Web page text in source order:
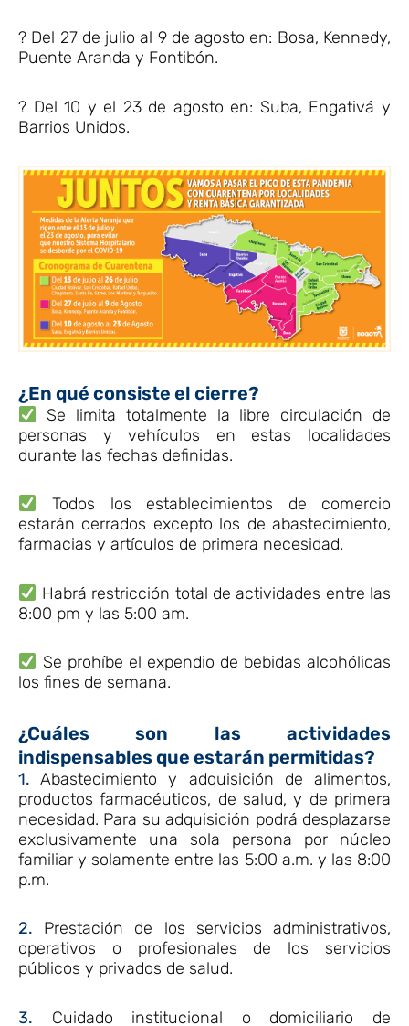
? Del 27 de julio al 9 de agosto en: Bosa, Kennedy,
Puente Aranda y Fontibón.
? Del 10 y el 23 de agosto en: Suba, Engativá y
Barrios Unidos.
¿En qué consiste el cierre?
Se limita totalmente la libre circulación de
personas y vehículos en estas localidades
durante las fechas definidas.
Todos los establecimientos de comercio
estarán cerrados excepto los de abastecimiento,
farmacias y artículos de primera necesidad.
Habrá restricción total de actividades entre las
8:00 pm y las 5:00 am.
Se prohíbe el expendio de bebidas alcohólicas
los fines de semana.
¿Cuáles son las actividades
indispensables que estarán permitidas?
1. Abastecimiento y adquisición de alimentos,
productos farmacéuticos, de salud, y de primera
necesidad. Para su adquisición podrá desplazarse
exclusivamente una sola persona por núcleo
familiar y solamente entre las 5:00 a.m. y las 8:00
p.m.
2.
Prestación de los servicios administrativos,
operativos o profesionales de los servicios
públicos y privados de salud.
3. Cuidado institucional o domiciliario de